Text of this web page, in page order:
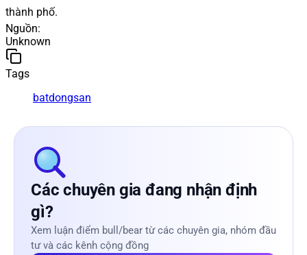
thành phố.
Nguồn:
Unknown
Tags
batdongsan
Các chuyên gia đang nhận định
gì?
Xem luận điểm bull/bear từ các chuyên gia, nhóm đầu
tư và các kênh cộng đồng